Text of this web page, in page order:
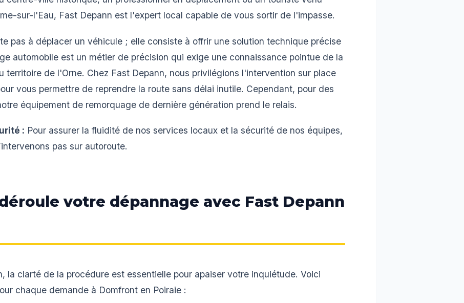
sur-l'Eau, Fast Depann est l'expert local capable de vous sortir de l'impasse.
pas à déplacer un véhicule ; elle consiste à offrir une solution technique précise
automobile est un métier de précision qui exige une connaissance pointue de la
territoire de l'Orne. Chez Fast Depann, nous privilégions l'intervention sur place
vous permettre de reprendre la route sans délai inutile. Cependant, pour des
équipement de remorquage de dernière génération prend le relais.
: Pour assurer la fluidité de nos services locaux et la sécurité de nos équipes,
pas sur autoroute.
votre dépannage avec Fast Depann
la clarté de la procédure est essentielle pour apaiser votre inquiétude. Voici
chaque demande à Domfront en Poiraie :